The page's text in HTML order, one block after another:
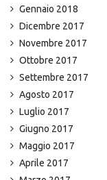
Gennaio 2018
Dicembre 2017
Novembre 2017
Ottobre 2017
Settembre 2017
Agosto 2017
Luglio 2017
Giugno 2017
Maggio 2017
Aprile 2017